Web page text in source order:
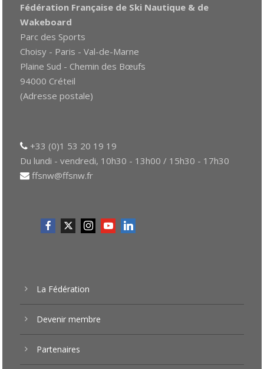
Fédération Française de Ski Nautique & de
Wakeboard
Parc des Sports
Choisy - Paris - Val-de-Marne
Plaine Sud - Chemin des Bœufs
94000 Créteil
(Adresse postale)
+33 (0)1 53 20 19 19
Du lundi - vendredi, 10h30 - 13h00 / 15h30 - 17h30
ffsnw@ffsnw.fr
La Fédération
Devenir membre
Partenaires